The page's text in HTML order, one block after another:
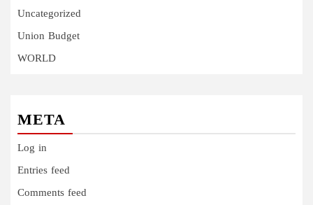
Uncategorized
Union Budget
WORLD
META
Log in
Entries feed
Comments feed